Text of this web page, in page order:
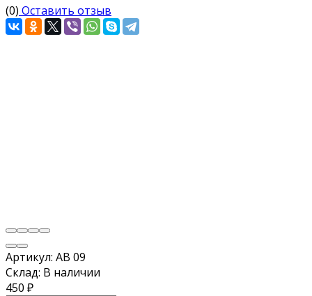
(0) Оставить отзыв
Артикул: AB 09
Склад: В наличии
450 ₽